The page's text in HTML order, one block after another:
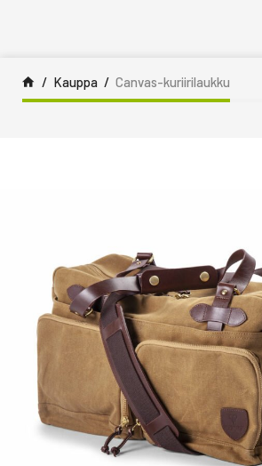
Kauppa Canvas-kuriirilaukku